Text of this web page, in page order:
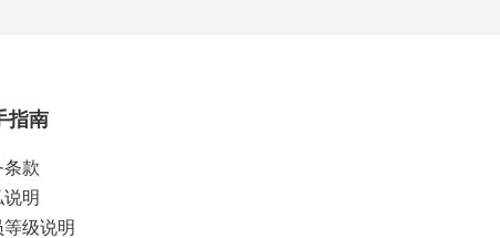
指南
条款
说明
等级说明